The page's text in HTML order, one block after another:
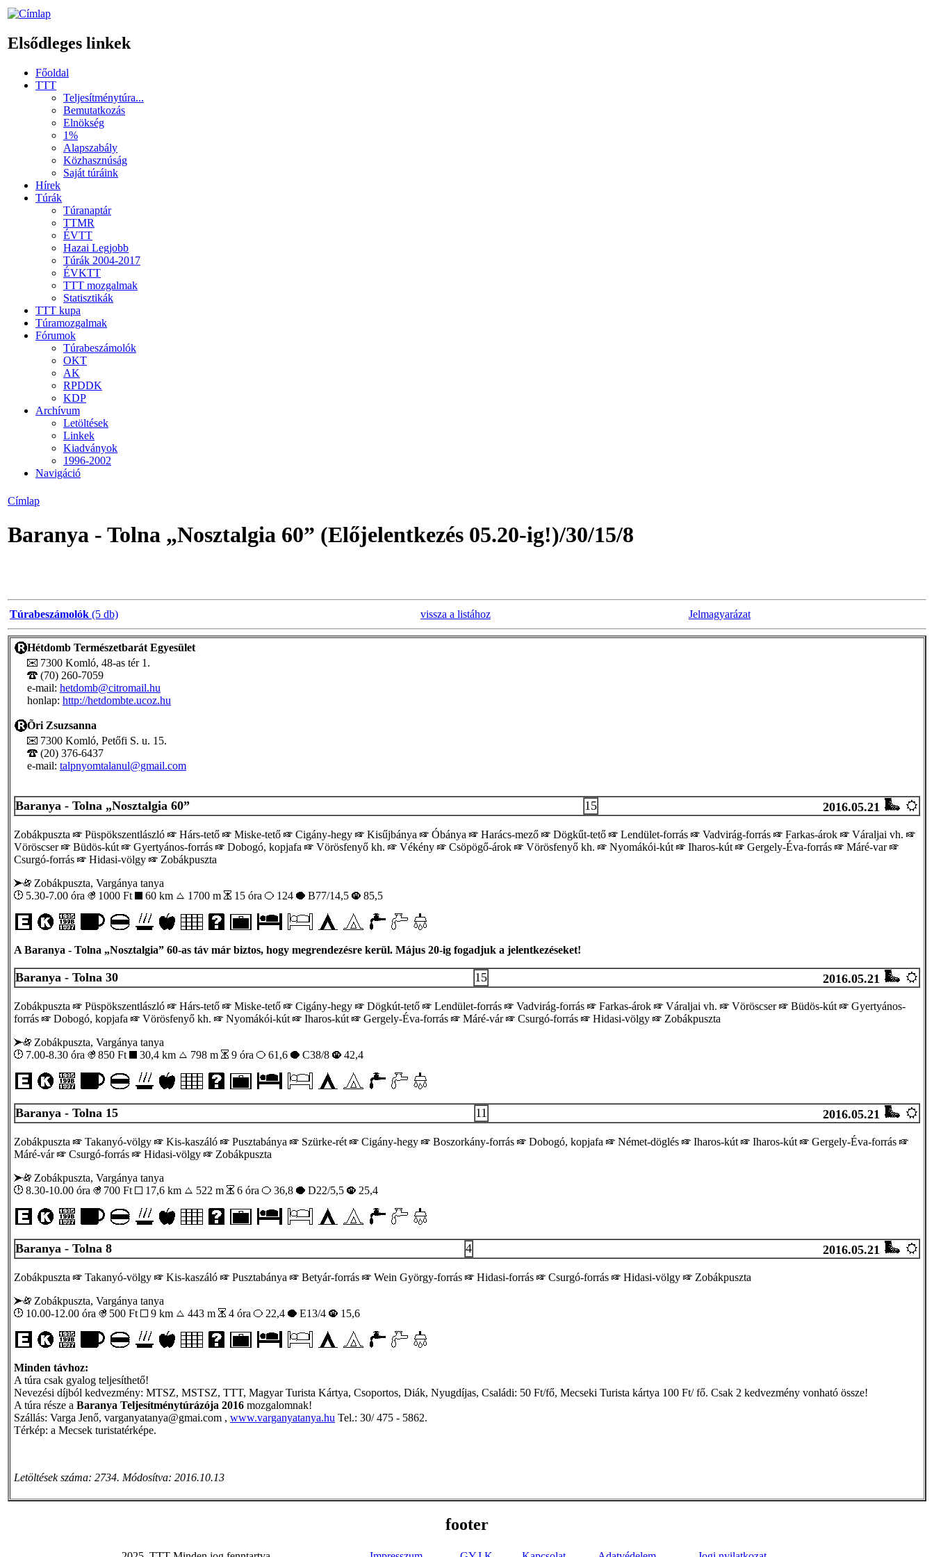
Elsődleges linkek
Főoldal
TTT
Teljesítménytúra...
Bemutatkozás
Elnökség
1%
Alapszabály
Közhasznúság
Saját túráink
Hírek
Túrák
Túranaptár
TTMR
ÉVTT
Hazai Legjobb
Túrák 2004-2017
ÉVKTT
TTT mozgalmak
Statisztikák
TTT kupa
Túramozgalmak
Fórumok
Túrabeszámolók
OKT
AK
RPDDK
KDP
Archívum
Letöltések
Linkek
Kiadványok
1996-2002
Navigáció
Címlap
Baranya - Tolna „Nosztalgia 60” (Előjelentkezés 05.20-ig!)/30/15/8
Túrabeszámolók (5 db) vissza a listához Jelmagyarázat
Hétdomb Természetbarát Egyesület
7300 Komló, 48-as tér 1.
(70) 260-7059
e-mail: hetdomb@citromail.hu
honlap: http://hetdombte.ucoz.hu
Õri Zsuzsanna
7300 Komló, Petőfi S. u. 15.
(20) 376-6437
e-mail: talpnyomtalanul@gmail.com
Baranya - Tolna „Nosztalgia 60” 15 2016.05.21
Zobákpuszta Püspökszentlászló Hárs-tető Miske-tető Cigány-hegy Kisűjbánya Óbánya Harács-mező Dögkűt-tető Lendület-forrás Vadvirág-forrás Farkas-árok
Váraljai vh.
Vöröscser
Büdös-kút Gyertyános-forrás Dobogó, kopjafa Vörösfenyő kh. Vékény Csöpögő-árok Vörösfenyő kh. Nyomákói-kút Iharos-kút Gergely-Éva-forrás
Máré-var
Csurgó-forrás
Hidasi-völgy
Zobákpuszta
Zobákpuszta, Vargánya tanya
5.30-7.00 óra
1000 Ft 60 km 1700 m 15 óra 124 B77/14,5 85,5
A Baranya - Tolna „Nosztalgia” 60-as táv már biztos, hogy megrendezésre kerül. Május 20-ig fogadjuk a jelentkezéseket!
Baranya - Tolna 30 15 2016.05.21
Zobákpuszta Püspökszentlászló Hárs-tető Miske-tető Cigány-hegy Dögkút-tető Lendület-forrás Vadvirág-forrás Farkas-árok Váraljai vh. Vöröscser Büdös-kút
Gyertyános-
forrás
Dobogó, kopjafa Vörösfenyő kh. Nyomákói-kút Iharos-kút Gergely-Éva-forrás Máré-vár Csurgó-forrás Hidasi-völgy
Zobákpuszta
Zobákpuszta, Vargánya tanya
7.00-8.30 óra
850 Ft 30,4 km 798 m 9 óra 61,6 C38/8 42,4
Baranya - Tolna 15 11 2016.05.21
Zobákpuszta Takanyó-völgy Kis-kaszáló Pusztabánya Szürke-rét Cigány-hegy Boszorkány-forrás Dobogó, kopjafa Német-döglés Iharos-kút Iharos-kút
Gergely-Éva-forrás
Máré-vár
Csurgó-forrás Hidasi-völgy
Zobákpuszta
Zobákpuszta, Vargánya tanya
8.30-10.00 óra
700 Ft 17,6 km 522 m 6 óra 36,8 D22/5,5 25,4
Baranya - Tolna 8 4 2016.05.21
Zobákpuszta Takanyó-völgy Kis-kaszáló Pusztabánya Betyár-forrás Wein György-forrás Hidasi-forrás Csurgó-forrás Hidasi-völgy
Zobákpuszta
Zobákpuszta, Vargánya tanya
10.00-12.00 óra
500 Ft 9 km 443 m 4 óra 22,4 E13/4 15,6
Minden távhoz:
A túra csak gyalog teljesíthető!
Nevezési díjból kedvezmény: MTSZ, MSTSZ, TTT, Magyar Turista Kártya, Csoportos, Diák, Nyugdíjas, Családi: 50 Ft/fő, Mecseki Turista kártya 100 Ft/ fő. Csak 2 kedvezmény vonható össze!
A túra része a Baranya Teljesítménytúrázója 2016 mozgalomnak!
Szállás: Varga Jenő, varganyatanya@gmai.com , www.varganyatanya.hu Tel.: 30/ 475 - 5862.
Térkép: a Mecsek turistatérképe.
Letöltések száma: 2734. Módosítva: 2016.10.13
footer